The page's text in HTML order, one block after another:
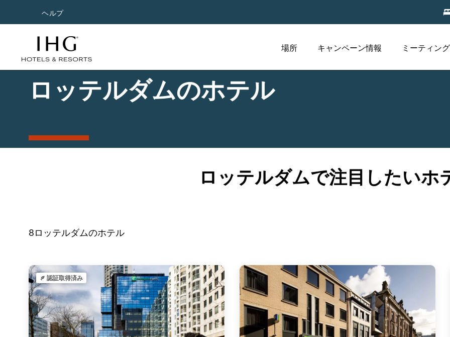
ヘルプ
場所 キャンペーン情報 ミーティン
ロッテルダムのホテル
ロッテルダムで注目したいホ
8 ロッテルダムのホテル
認証取得済み